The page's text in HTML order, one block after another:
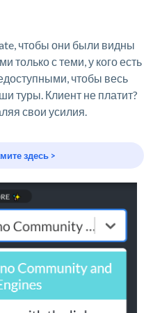
чтобы они были видны
только с теми, у кого есть
чтобы весь
туры. Клиент не платит?
свои усилия.
здесь >